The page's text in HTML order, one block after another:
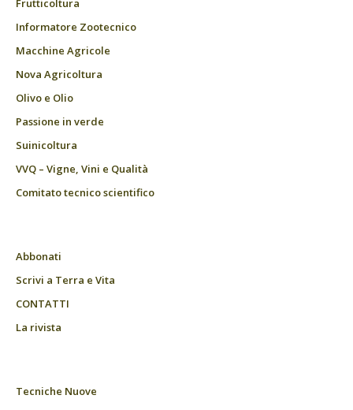
Frutticoltura
Informatore Zootecnico
Macchine Agricole
Nova Agricoltura
Olivo e Olio
Passione in verde
Suinicoltura
VVQ – Vigne, Vini e Qualità
Comitato tecnico scientifico
Abbonati
Scrivi a Terra e Vita
CONTATTI
La rivista
Tecniche Nuove